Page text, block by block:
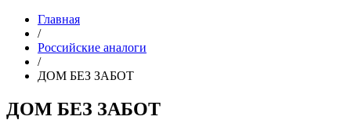
Главная
/
Российские аналоги
/
ДОМ БЕЗ ЗАБОТ
ДОМ БЕЗ ЗАБОТ